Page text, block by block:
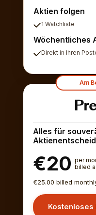
Aktien folgen
1 Watchliste
Wöchentliches
Direkt in Ihren
Am
Alles für
€20 per
billed
€25.00 billed
Kostenloses